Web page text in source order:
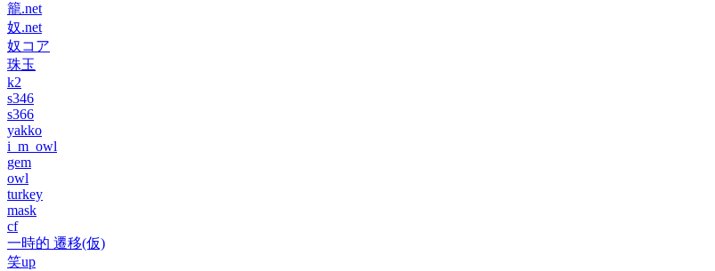
籠.net
奴.net
奴コア
珠玉
k2
s346
s366
yakko
i_m_owl
gem
owl
turkey
mask
cf
一時的 遷移(仮)
笑up